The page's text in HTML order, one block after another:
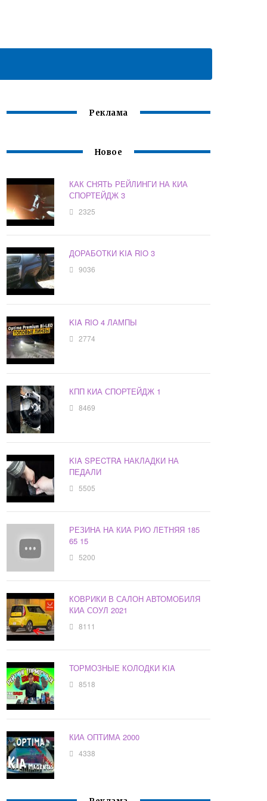
Реклама
Новое
КАК СНЯТЬ РЕЙЛИНГИ НА КИА
СПОРТЕЙДЖ 3
2325
ДОРАБОТКИ KIA RIO 3
9036
KIA RIO 4 ЛАМПЫ
2774
КПП КИА СПОРТЕЙДЖ 1
8469
KIA SPECTRA НАКЛАДКИ НА
ПЕДАЛИ
5505
РЕЗИНА НА КИА РИО ЛЕТНЯЯ 185
65 15
5200
КОВРИКИ В САЛОН АВТОМОБИЛЯ
КИА СОУЛ 2021
8111
ТОРМОЗНЫЕ КОЛОДКИ KIA
8518
КИА ОПТИМА 2000
4338